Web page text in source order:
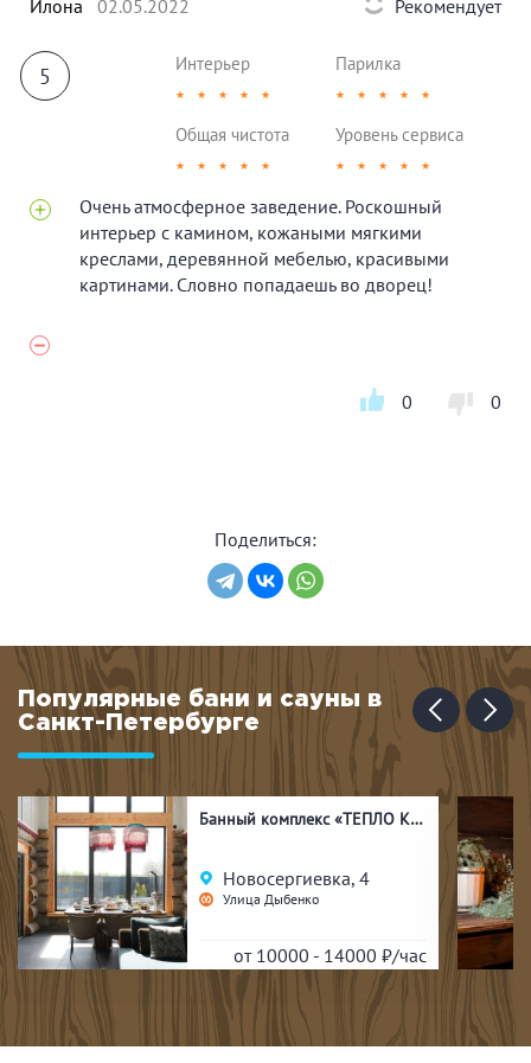
Илона 02.05.2022 Рекомендует
5 Интерьер
★ ★ ★ ★ ★
Парилка
★ ★ ★ ★ ★
Общая чистота
★ ★ ★ ★ ★
Уровень сервиса
★ ★ ★ ★ ★
Очень атмосферное заведение. Роскошный
интерьер с камином, кожаными мягкими
креслами, деревянной мебелью, красивыми
картинами. Словно попадаешь во дворец!
0 0
Поделиться:
Популярные бани и сауны в
Санкт-Петербурге
Банный комплекс «ТЕПЛО КЕЛО»
Новосергиевка, 4
Улица Дыбенко
от 10000 - 14000 ₽/час